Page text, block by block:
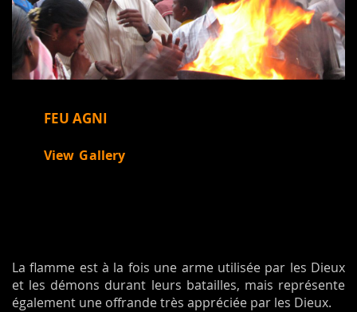
FEU AGNI
View Gallery
La flamme est à la fois une arme utilisée par les Dieux
et les démons durant leurs batailles, mais représente
également une offrande très appréciée par les Dieux.